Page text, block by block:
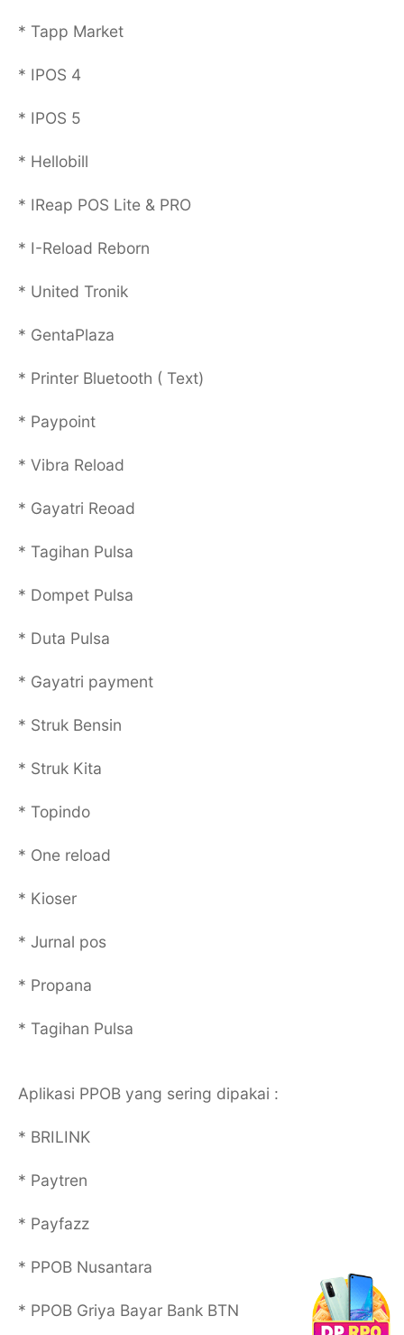
* Tapp Market
* IPOS 4
* IPOS 5
* Hellobill
* IReap POS Lite & PRO
* I-Reload Reborn
* United Tronik
* GentaPlaza
* Printer Bluetooth ( Text)
* Paypoint
* Vibra Reload
* Gayatri Reoad
* Tagihan Pulsa
* Dompet Pulsa
* Duta Pulsa
* Gayatri payment
* Struk Bensin
* Struk Kita
* Topindo
* One reload
* Kioser
* Jurnal pos
* Propana
* Tagihan Pulsa
Aplikasi PPOB yang sering dipakai :
* BRILINK
* Paytren
* Payfazz
* PPOB Nusantara
* PPOB Griya Bayar Bank BTN